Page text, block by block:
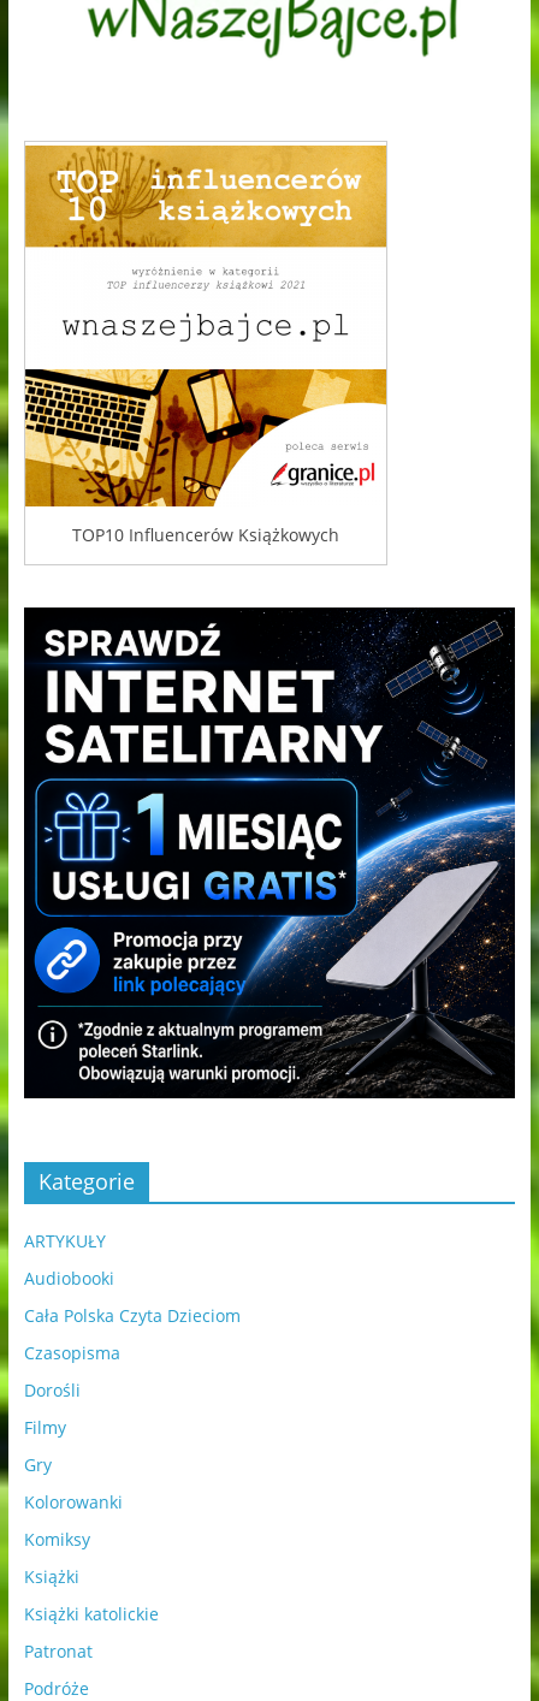
TOP10 Influencerów Książkowych
Kategorie
ARTYKUŁY
Audiobooki
Cała Polska Czyta Dzieciom
Czasopisma
Dorośli
Filmy
Gry
Kolorowanki
Komiksy
Książki
Książki katolickie
Patronat
Podróże